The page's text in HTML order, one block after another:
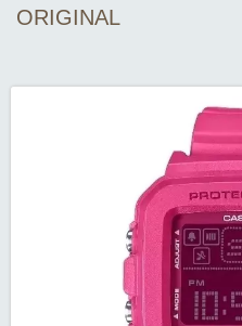
ORIGINAL